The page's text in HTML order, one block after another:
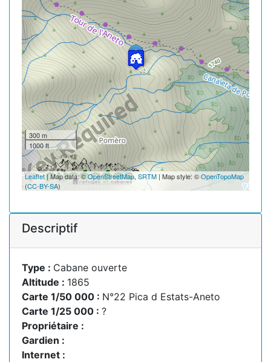
300 m
1000 ft
Leaflet| Map data: ©OpenStreetMap, SRTM | Map style: ©OpenTopoMap
(CC-BY-SA)
Descriptif
Type : Cabane ouverte
Altitude : 1865
Carte 1/50 000 : N°22 Pica d Estats-Aneto
Carte 1/25 000 : ?
Propriétaire :
Gardien :
Internet :